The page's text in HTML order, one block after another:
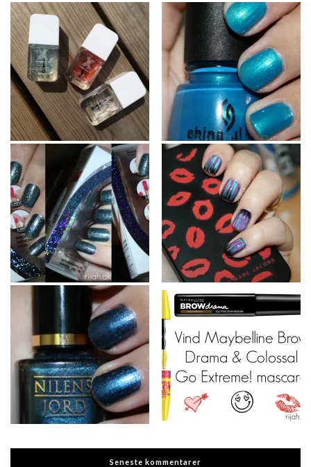
Seneste kommentarer